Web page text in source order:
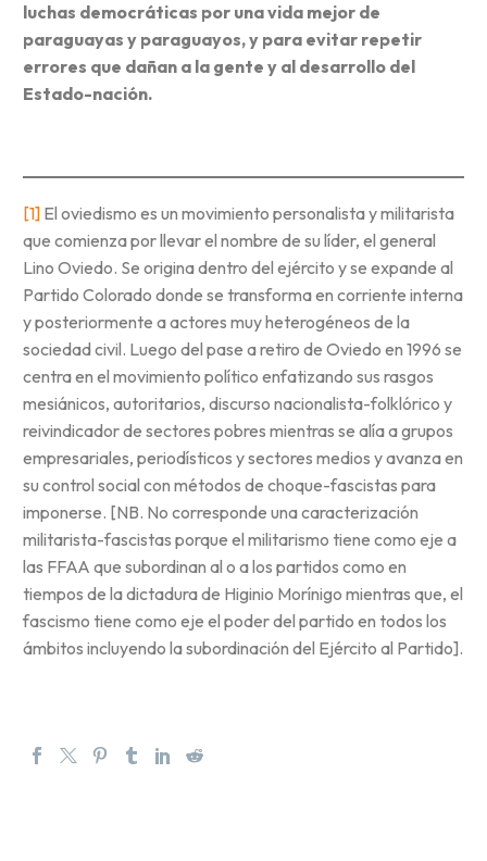
luchas democráticas por una vida mejor de
paraguayas y paraguayos, y para evitar repetir
errores que dañan a la gente y al desarrollo del
Estado-nación.
[1] El oviedismo es un movimiento personalista y militarista
que comienza por llevar el nombre de su líder, el general
Lino Oviedo. Se origina dentro del ejército y se expande al
Partido Colorado donde se transforma en corriente interna
y posteriormente a actores muy heterogéneos de la
sociedad civil. Luego del pase a retiro de Oviedo en 1996 se
centra en el movimiento político enfatizando sus rasgos
mesiánicos, autoritarios, discurso nacionalista-folklórico y
reivindicador de sectores pobres mientras se alía a grupos
empresariales, periodísticos y sectores medios y avanza en
su control social con métodos de choque-fascistas para
imponerse. [NB. No corresponde una caracterización
militarista-fascistas porque el militarismo tiene como eje a
las FFAA que subordinan al o a los partidos como en
tiempos de la dictadura de Higinio Morínigo mientras que, el
fascismo tiene como eje el poder del partido en todos los
ámbitos incluyendo la subordinación del Ejército al Partido].